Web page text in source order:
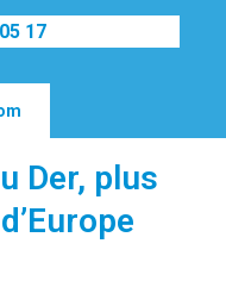
17
Der, plus